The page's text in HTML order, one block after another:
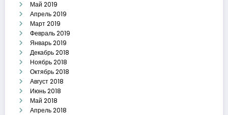
Май 2019
Апрель 2019
Март 2019
Февраль 2019
Январь 2019
Декабрь 2018
Ноябрь 2018
Октябрь 2018
Август 2018
Июнь 2018
Май 2018
Апрель 2018